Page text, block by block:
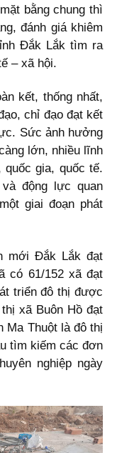
bằng chung thì
đánh giá khiêm
Đắk Lắk tìm ra
– xã hội.
kết, thống nhất,
chỉ đạo đạt kết
Sức ảnh hưởng
lớn, nhiều lĩnh
gia, quốc tế.
động lực quan
giai đoạn phát
mới Đắk Lắk đạt
có 61/152 xã đạt
triển đô thị được
xã Buôn Hồ đạt
Ma Thuột là đô thị
tìm kiếm các đơn
nghiệp ngày